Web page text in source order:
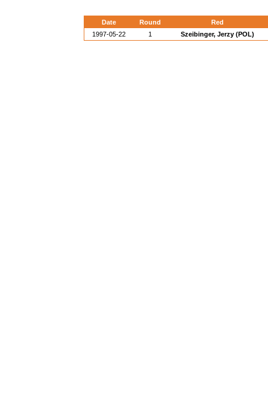
Date Round
Red
1997-05-22
1 Szeibinger, Jerzy (POL)